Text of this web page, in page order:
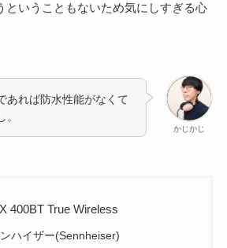
ということもないため気にしすぎる心
かじかじ
あれば防水性能がなくて
400BT True Wireless
ハイザー(Sennheiser)